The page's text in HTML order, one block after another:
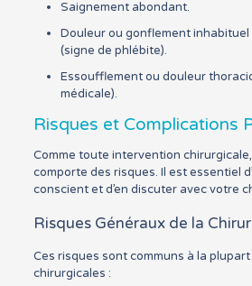
Saignement abondant.
Douleur ou gonflement inhabituel
(signe de phlébite).
Essoufflement ou douleur
médicale).
Risques et Complications
Comme toute intervention
comporte des risques. Il est essentiel
conscient et d’en discuter avec votre
Risques Généraux de la
Ces risques sont communs à la
chirurgicales :